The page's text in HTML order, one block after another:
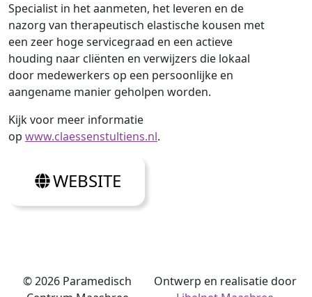
Specialist in het aanmeten, het leveren en de
nazorg van therapeutisch elastische kousen met
een zeer hoge servicegraad en een actieve
houding naar cliënten en verwijzers die lokaal
door medewerkers op een persoonlijke en
aangename manier geholpen worden.
Kijk voor meer informatie
op www.claessenstultiens.nl.
WEBSITE
©2026 Paramedisch
Ontwerp en realisatie door